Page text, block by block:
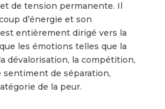
de tension permanente. Il
d’énergie et son
entièrement dirigé vers la
les émotions telles que la
dévalorisation, la compétition,
sentiment de séparation,
de la peur.